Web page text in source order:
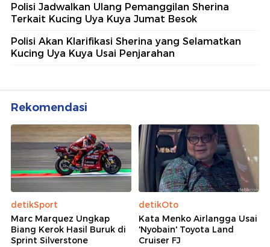
Polisi Jadwalkan Ulang Pemanggilan Sherina
Terkait Kucing Uya Kuya Jumat Besok
Polisi Akan Klarifikasi Sherina yang Selamatkan
Kucing Uya Kuya Usai Penjarahan
Rekomendasi
detikSport
Marc Marquez Ungkap
Biang Kerok Hasil Buruk di
Sprint Silverstone
detikOto
Kata Menko Airlangga Usai
'Nyobain' Toyota Land
Cruiser FJ